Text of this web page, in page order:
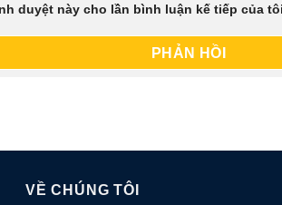
duyệt này cho lần bình luận kế tiếp của
VỀ CHÚNG TÔI